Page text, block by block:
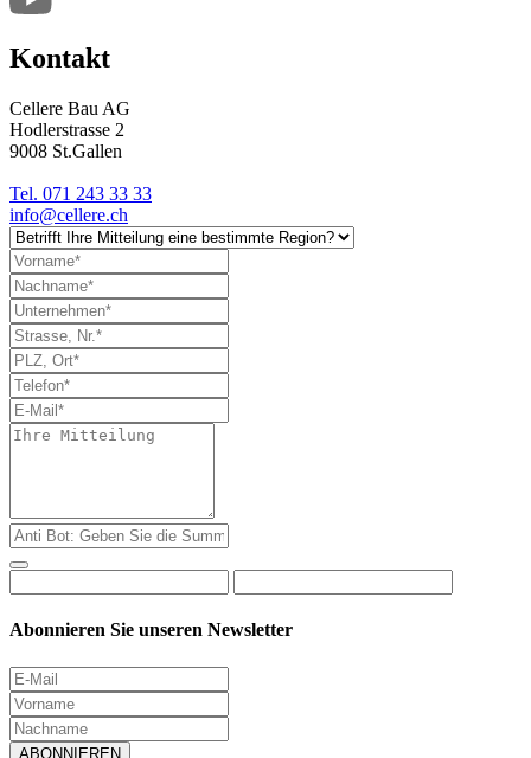
Kontakt
Cellere Bau AG
Hodlerstrasse 2
9008 St.Gallen
Tel. 071 243 33 33
info@cellere.ch
Abonnieren Sie unseren Newsletter